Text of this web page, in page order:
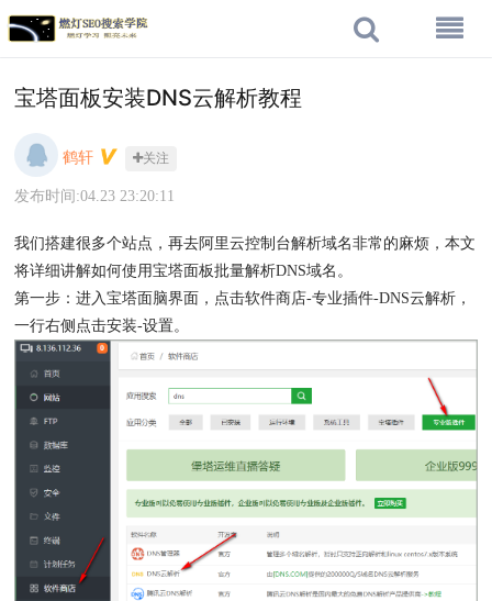
宝塔面板安装DNS云解析教程
鹤轩 关注
发布时间:04.23 23:20:11
我们搭建很多个站点，再去阿里云控制台解析域名非常的麻烦，本文
将详细讲解如何使用宝塔面板批量解析DNS域名。
第一步：进入宝塔面脑界面，点击软件商店-专业插件-DNS云解析，
一行右侧点击安装-设置。